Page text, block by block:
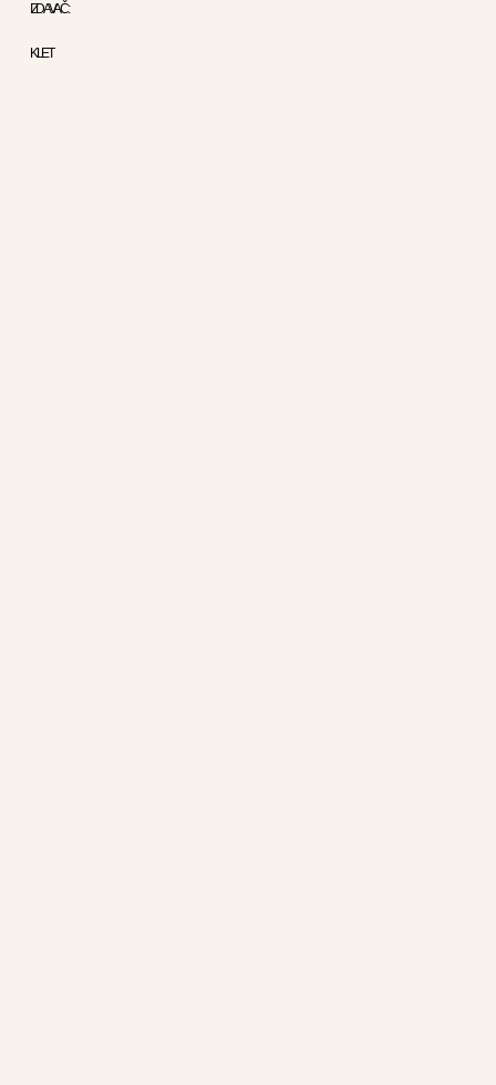
IZDAVAČ :
KLET